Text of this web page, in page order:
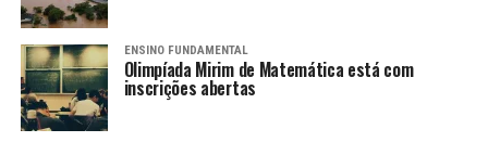
ENSINO FUNDAMENTAL
Olimpíada Mirim de Matemática está com
inscrições abertas